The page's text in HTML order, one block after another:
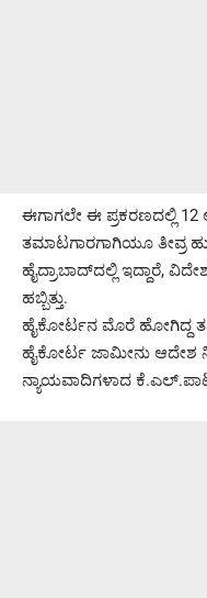
ಈಗಾಗಲೇ ಈ ಪ್ರಕರಣದಲ್ಲಿ 12
ತಮಾಟಗಾರಗಾಗಿಯೂ ತೀವ್ರ
ಹೈದ್ರಾಬಾದ್‌ದಲ್ಲಿ ಇದ್ದಾರೆ,
ಹಬ್ಬಿತ್ತು.
ಹೈಕೋರ್ಟನ ಮೊರೆ ಹೋಗಿದ್ದ
ಹೈಕೋರ್ಟ ಜಾಮೀನು ಆದೇಶ
ನ್ಯಾಯವಾದಿಗಳಾದ